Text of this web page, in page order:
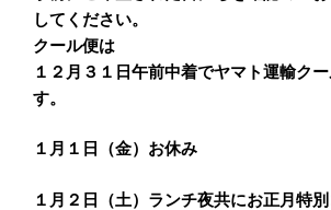
してください。
クール便は
１２月３１日午前中着でヤマト運輸ク
す。
１月１日（金）お休み
１月２日（土）ランチ夜共にお正月特